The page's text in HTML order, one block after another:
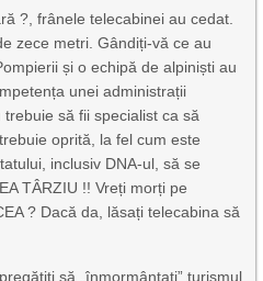
?, frânele telecabinei au cedat.
zece metri. Gândiți-vă ce au
și o echipă de alpiniști au
unei administrații
să fii specialist ca să
oprită, la fel cum este
inclusiv DNA-ul, să se
TÂRZIU !! Vreți morți pe
? Dacă da, lăsați telecabina să
să „înmormântați” turismul